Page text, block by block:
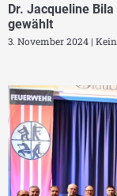
Dr. Jacqueline
gewählt
3. November 2024